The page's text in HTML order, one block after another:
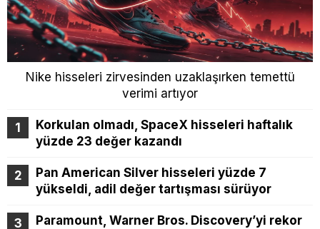
Nike hisseleri zirvesinden uzaklaşırken temettü
verimi artıyor
Korkulan olmadı, SpaceX hisseleri haftalık
yüzde 23 değer kazandı
Pan American Silver hisseleri yüzde 7
yükseldi, adil değer tartışması sürüyor
Paramount, Warner Bros. Discovery’yi rekor